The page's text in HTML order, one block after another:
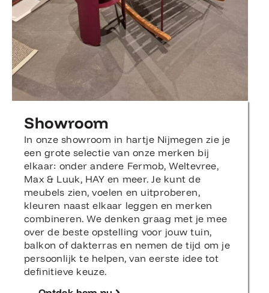
Showroom
In onze showroom in hartje Nijmegen zie je
een grote selectie van onze merken bij
elkaar: onder andere Fermob, Weltevree,
Max & Luuk, HAY en meer. Je kunt de
meubels zien, voelen en uitproberen,
kleuren naast elkaar leggen en merken
combineren. We denken graag met je mee
over de beste opstelling voor jouw tuin,
balkon of dakterras en nemen de tijd om je
persoonlijk te helpen, van eerste idee tot
definitieve keuze.